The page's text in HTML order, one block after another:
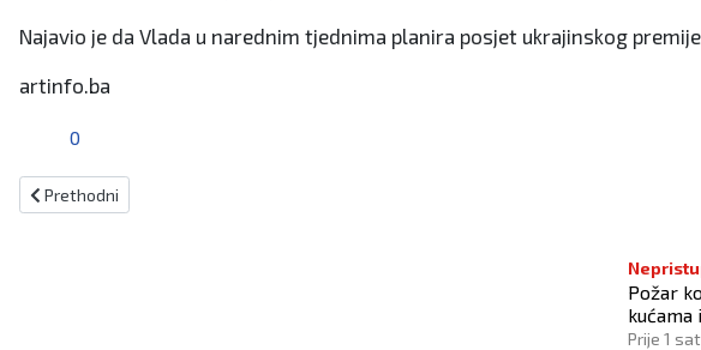
Najavio je da Vlada u narednim tjednima planira posjet ukrajinskog
artinfo.ba
0
Prethodni članak: Delić: Naknade za osobe s invaliditetom će biti usklađene sa
Prethodni
Požar
kućama
Prije 1 sat